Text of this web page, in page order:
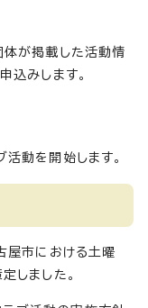
体が掲載した活動情
込みします。
動を開始します。
屋市における土曜
しました。